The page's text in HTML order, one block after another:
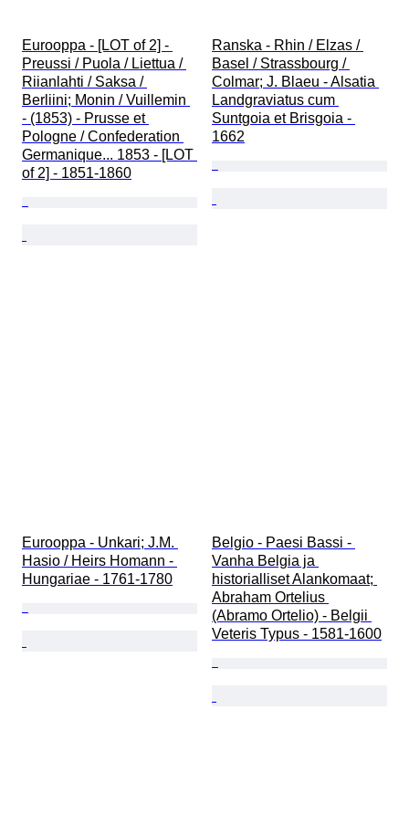
Eurooppa - [LOT of 2] -
Preussi / Puola / Liettua /
Riianlahti / Saksa /
Berliini; Monin / Vuillemin
- (1853) - Prusse et
Pologne / Confederation
Germanique... 1853 - [LOT
of 2] - 1851-1860
Ranska - Rhin / Elzas /
Basel / Strassbourg /
Colmar; J. Blaeu - Alsatia
Landgraviatus cum
Suntgoia et Brisgoia -
1662
Eurooppa - Unkari; J.M.
Hasio / Heirs Homann -
Hungariae - 1761-1780
Belgio - Paesi Bassi -
Vanha Belgia ja
historialliset Alankomaat;
Abraham Ortelius
(Abramo Ortelio) - Belgii
Veteris Typus - 1581-1600